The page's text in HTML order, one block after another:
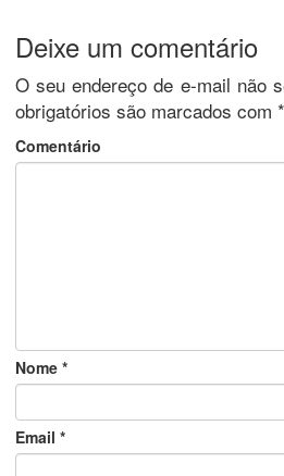
Deixe um comentário
O seu endereço de e-mail não
obrigatórios são marcados com *
Comentário
Nome *
Email *